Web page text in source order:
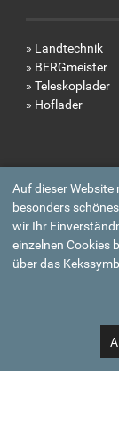
» Landtechnik
» BERGmeister
» Teleskoplader
» Hoflader
Auf dieser Website
besonders
wir Ihr
einzelnen Cookies
über das